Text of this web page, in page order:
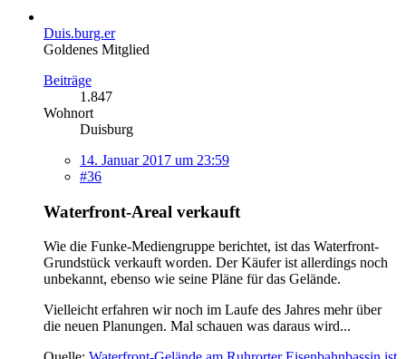
Duis.burg.er
Goldenes Mitglied
Beiträge
1.847
Wohnort
Duisburg
14. Januar 2017 um 23:59
#36
Waterfront-Areal verkauft
Wie die Funke-Mediengruppe berichtet, ist das Waterfront-
Grundstück verkauft worden. Der Käufer ist allerdings noch
unbekannt, ebenso wie seine Pläne für das Gelände.
Vielleicht erfahren wir noch im Laufe des Jahres mehr über
die neuen Planungen. Mal schauen was daraus wird...